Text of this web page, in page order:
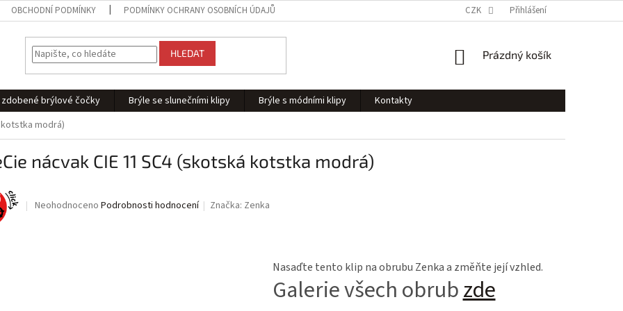
OBCHODNÍ PODMÍNKY PODMÍNKY OCHRANY OSOBNÍCH ÚDAJŮ CZK Přihlášení
HLEDAT
NÁKUPNÍ
Prázdný košík
brýlové čočky Brýle se slunečními klipy Brýle s módními klipy
Kontakty
kotstka modrá)
nácvak CIE 11 SC4 (skotská kotstka modrá)
Průměrné
Neohodnoceno Podrobnosti hodnocení Značka: Zenka
Nasaďte tento klip na obrubu Zenka a změňte její vzhled.
Galerie všech obrubzde